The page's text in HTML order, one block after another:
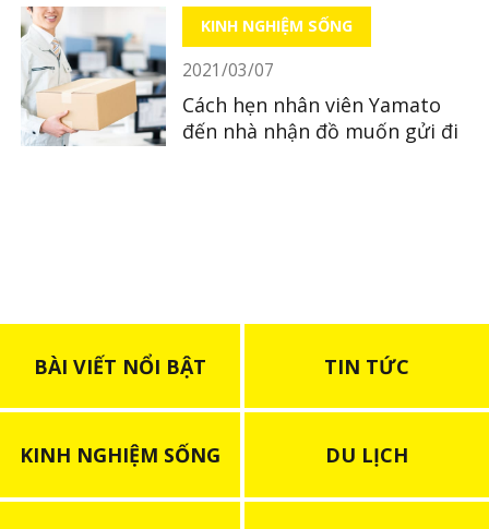
KINH NGHIỆM SỐNG
2021/03/07
Cách hẹn nhân viên Yamato
đến nhà nhận đồ muốn gửi đi
BÀI VIẾT NỔI BẬT TIN TỨC
KINH NGHIỆM SỐNG DU LỊCH